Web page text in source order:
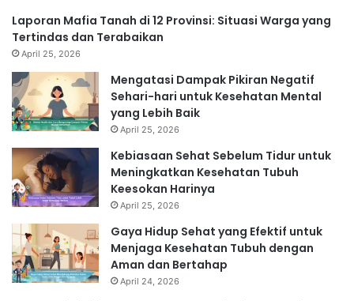
Laporan Mafia Tanah di 12 Provinsi: Situasi Warga yang
Tertindas dan Terabaikan
April 25, 2026
Mengatasi Dampak Pikiran Negatif
Sehari-hari untuk Kesehatan Mental
yang Lebih Baik
April 25, 2026
Kebiasaan Sehat Sebelum Tidur untuk
Meningkatkan Kesehatan Tubuh
Keesokan Harinya
April 25, 2026
Gaya Hidup Sehat yang Efektif untuk
Menjaga Kesehatan Tubuh dengan
Aman dan Bertahap
April 24, 2026